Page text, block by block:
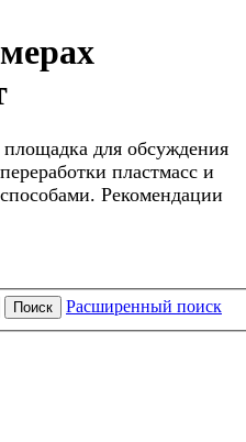
для обсуждения
пластмасс и
Рекомендации
Поиск Расширенный поиск